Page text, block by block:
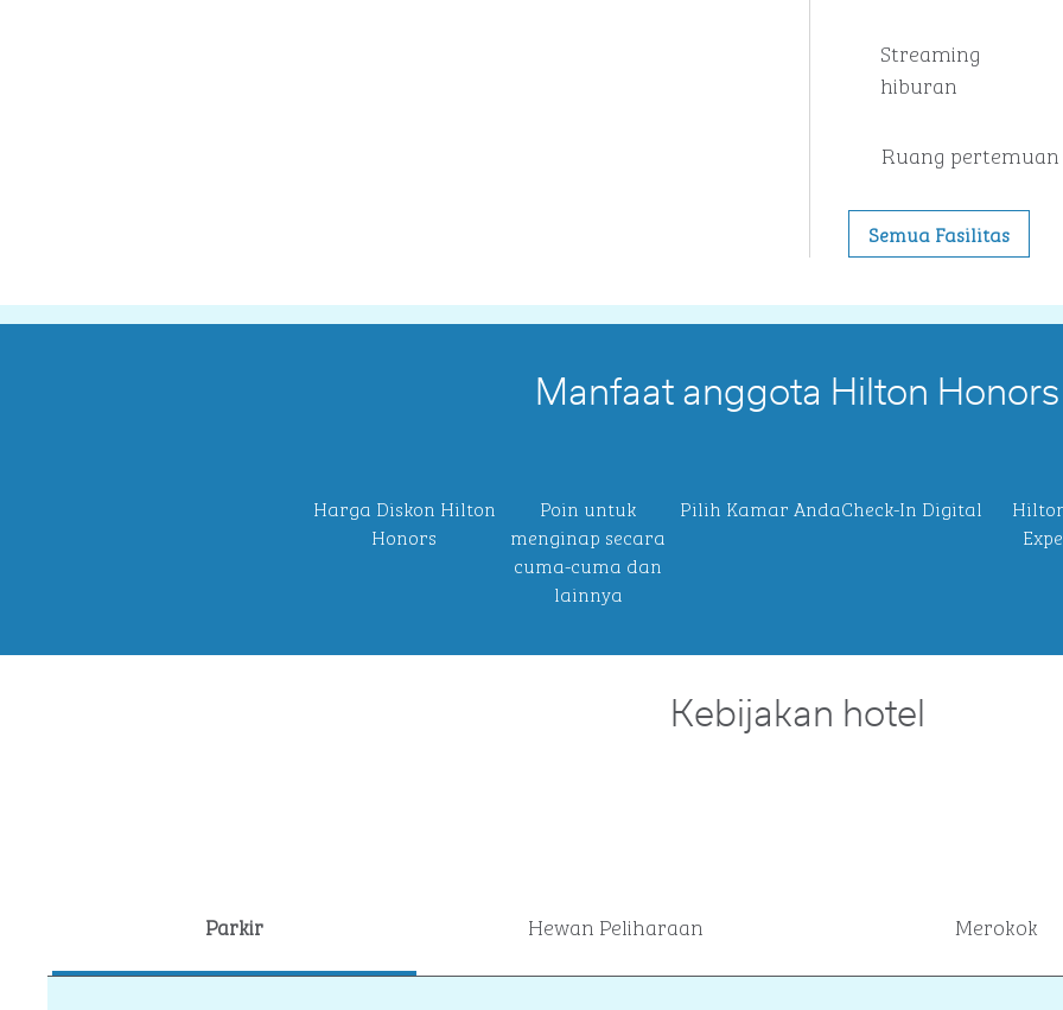
Streaming
hiburan
Ruang pertemuan
Semua Fasilitas
Manfaat anggota Hilton Honors
Harga Diskon Hilton
Honors
Poin untuk
menginap secara
cuma-cuma dan
lainnya
Pilih Kamar AndaCheck-In Digital
Kebijakan hotel
Parkir Hewan Peliharaan Merokok